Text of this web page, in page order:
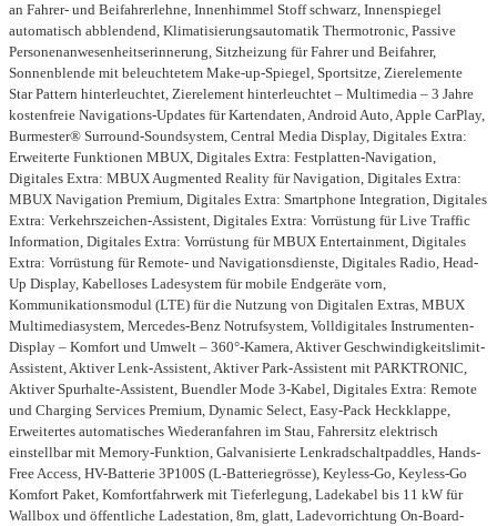
an Fahrer- und Beifahrerlehne, Innenhimmel Stoff schwarz, Innenspiegel
automatisch abblendend, Klimatisierungsautomatik Thermotronic, Passive
Personenanwesenheitserinnerung, Sitzheizung für Fahrer und Beifahrer,
Sonnenblende mit beleuchtetem Make-up-Spiegel, Sportsitze, Zierelemente
Star Pattern hinterleuchtet, Zierelement hinterleuchtet – Multimedia – 3 Jahre
kostenfreie Navigations-Updates für Kartendaten, Android Auto, Apple CarPlay,
Burmester® Surround-Soundsystem, Central Media Display, Digitales Extra:
Erweiterte Funktionen MBUX, Digitales Extra: Festplatten-Navigation,
Digitales Extra: MBUX Augmented Reality für Navigation, Digitales Extra:
MBUX Navigation Premium, Digitales Extra: Smartphone Integration, Digitales
Extra: Verkehrszeichen-Assistent, Digitales Extra: Vorrüstung für Live Traffic
Information, Digitales Extra: Vorrüstung für MBUX Entertainment, Digitales
Extra: Vorrüstung für Remote- und Navigationsdienste, Digitales Radio, Head-
Up Display, Kabelloses Ladesystem für mobile Endgeräte vorn,
Kommunikationsmodul (LTE) für die Nutzung von Digitalen Extras, MBUX
Multimediasystem, Mercedes-Benz Notrufsystem, Volldigitales Instrumenten-
Display – Komfort und Umwelt – 360°-Kamera, Aktiver Geschwindigkeitslimit-
Assistent, Aktiver Lenk-Assistent, Aktiver Park-Assistent mit PARKTRONIC,
Aktiver Spurhalte-Assistent, Buendler Mode 3-Kabel, Digitales Extra: Remote
und Charging Services Premium, Dynamic Select, Easy-Pack Heckklappe,
Erweitertes automatisches Wiederanfahren im Stau, Fahrersitz elektrisch
einstellbar mit Memory-Funktion, Galvanisierte Lenkradschaltpaddles, Hands-
Free Access, HV-Batterie 3P100S (L-Batteriegrösse), Keyless-Go, Keyless-Go
Komfort Paket, Komfortfahrwerk mit Tieferlegung, Ladekabel bis 11 kW für
Wallbox und öffentliche Ladestation, 8m, glatt, Ladevorrichtung On-Board-